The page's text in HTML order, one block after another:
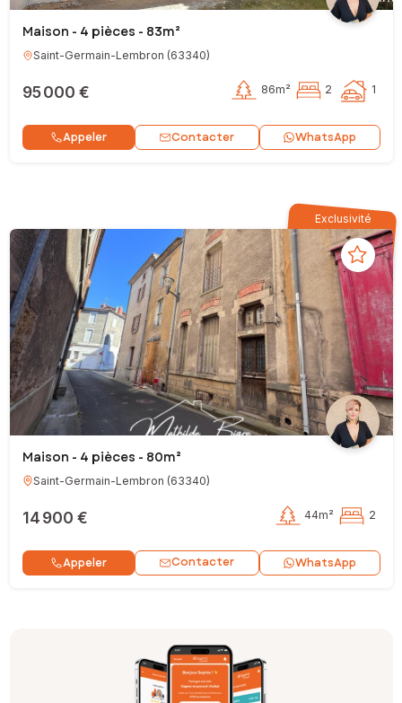
Maison - 4 pièces - 83m²
Saint-Germain-Lembron (63340)
95 000 € 86m² 2 1
Appeler Contacter WhatsApp
Exclusivité
Maison - 4 pièces - 80m²
Saint-Germain-Lembron (63340)
14 900 € 44m² 2
Appeler Contacter WhatsApp